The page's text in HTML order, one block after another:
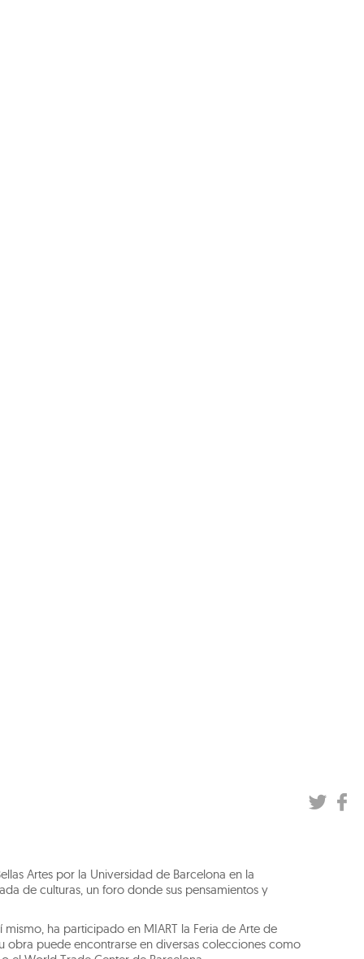
Artes por la Universidad de Barcelona en la
de culturas, un foro donde sus pensamientos y
ha participado en MIART la Feria de Arte de
obra puede encontrarse en diversas colecciones como